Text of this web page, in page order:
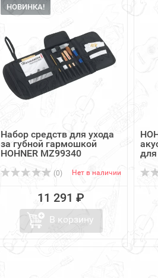
НОВИНКА!
Набор средств для ухода
за губной гармошкой
HOHNER MZ99340
(0) Нет в наличии
11 291 ₽
В корзину
для